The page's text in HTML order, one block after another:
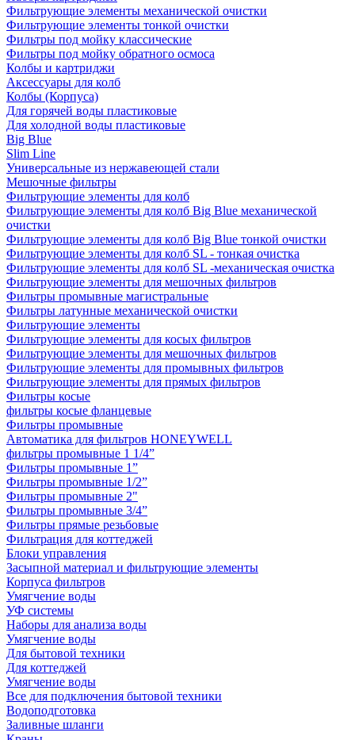
Фильтрующие элементы механической очистки
Фильтрующие элементы тонкой очистки
Фильтры под мойку классические
Фильтры под мойку обратного осмоса
Колбы и картриджи
Аксессуары для колб
Колбы (Корпуса)
Для горячей воды пластиковые
Для холодной воды пластиковые
Big Blue
Slim Line
Универсальные из нержавеющей стали
Мешочные фильтры
Фильтрующие элементы для колб
Фильтрующие элементы для колб Big Blue механической
очистки
Фильтрующие элементы для колб Big Blue тонкой очистки
Фильтрующие элементы для колб SL - тонкая очистка
Фильтрующие элементы для колб SL -механическая очистка
Фильтрующие элементы для мешочных фильтров
Фильтры промывные магистральные
Фильтры латунные механической очистки
Фильтрующие элементы
Фильтрующие элементы для косых фильтров
Фильтрующие элементы для мешочных фильтров
Фильтрующие элементы для промывных фильтров
Фильтрующие элементы для прямых фильтров
Фильтры косые
фильтры косые фланцевые
Фильтры промывные
Автоматика для фильтров HONEYWELL
фильтры промывные 1 1/4”
Фильтры промывные 1”
Фильтры промывные 1/2”
Фильтры промывные 2"
Фильтры промывные 3/4”
Фильтры прямые резьбовые
Фильтрация для коттеджей
Блоки управления
Засыпной материал и фильтрующие элементы
Корпуса фильтров
Умягчение воды
УФ системы
Наборы для анализа воды
Умягчение воды
Для бытовой техники
Для коттеджей
Умягчение воды
Все для подключения бытовой техники
Водоподготовка
Заливные шланги